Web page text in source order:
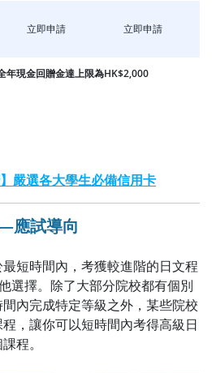
立即申請 立即申請
年現金回贈金達上限為HK$2,000
】嚴選各大學生必備信用卡
應試導向
短時間內，考獲較進階的日文程
選擇。除了大部分院校都有個別
內完成特定等級之外，某些院校
，讓你可以短時間內考得高級日
程。